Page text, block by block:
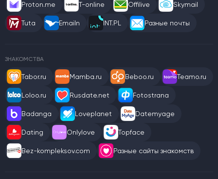
Proton.me T-online Offilive Skymail
Tuta Emailn INT.PL Разные почты
ЗНАКОМСТВА
Tabor.ru Mamba.ru Beboo.ru Teamo.ru
Loloo.ru Rusdate.net Fotostrana
Badanga Loveplanet Datemyage
Dating Onlylove Topface
Bez-kompleksov.com Разные сайты знакомств